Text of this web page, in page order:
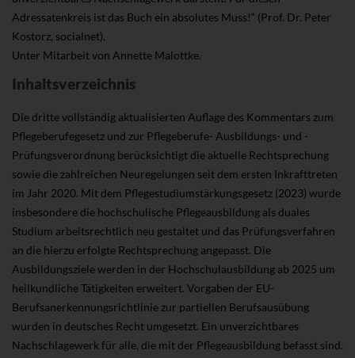
Adressatenkreis ist das Buch ein absolutes Muss!“ (Prof. Dr. Peter
Kostorz, socialnet).
Unter Mitarbeit von Annette Malottke.
Inhaltsverzeichnis
Die dritte vollständig aktualisierten Auflage des Kommentars zum
Pflegeberufegesetz und zur Pflegeberufe- Ausbildungs- und -
Prüfungsverordnung berücksichtigt die aktuelle Rechtsprechung
sowie die zahlreichen Neuregelungen seit dem ersten Inkrafttreten
im Jahr 2020. Mit dem Pflegestudiumstärkungsgesetz (2023) wurde
insbesondere die hochschulische Pflegeausbildung als duales
Studium arbeitsrechtlich neu gestaltet und das Prüfungsverfahren
an die hierzu erfolgte Rechtsprechung angepasst. Die
Ausbildungsziele werden in der Hochschulausbildung ab 2025 um
heilkundliche Tätigkeiten erweitert. Vorgaben der EU-
Berufsanerkennungsrichtlinie zur partiellen Berufsausübung
wurden in deutsches Recht umgesetzt. Ein unverzichtbares
Nachschlagewerk für alle, die mit der Pflegeausbildung befasst sind.